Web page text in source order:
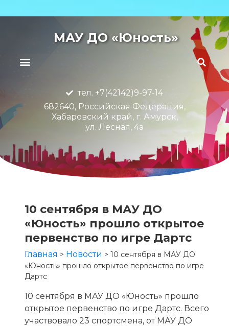
МАУ ДО «Юность»
тел. +7(42142)9-97-14
682640, Российская Федерация,
Хабаровский край, г. Амурск,
ул. Лесная, 4а
10 сентября в МАУ ДО
«Юность» прошло открытое
первенство по игре Дартс
Главная > Новости > 10 сентября в МАУ ДО
«Юность» прошло открытое первенство по игре
Дартс
10 сентября в МАУ ДО «Юность» прошло
открытое первенство по игре Дартс. Всего
участвовало 23 спортсмена, от МАУ ДО